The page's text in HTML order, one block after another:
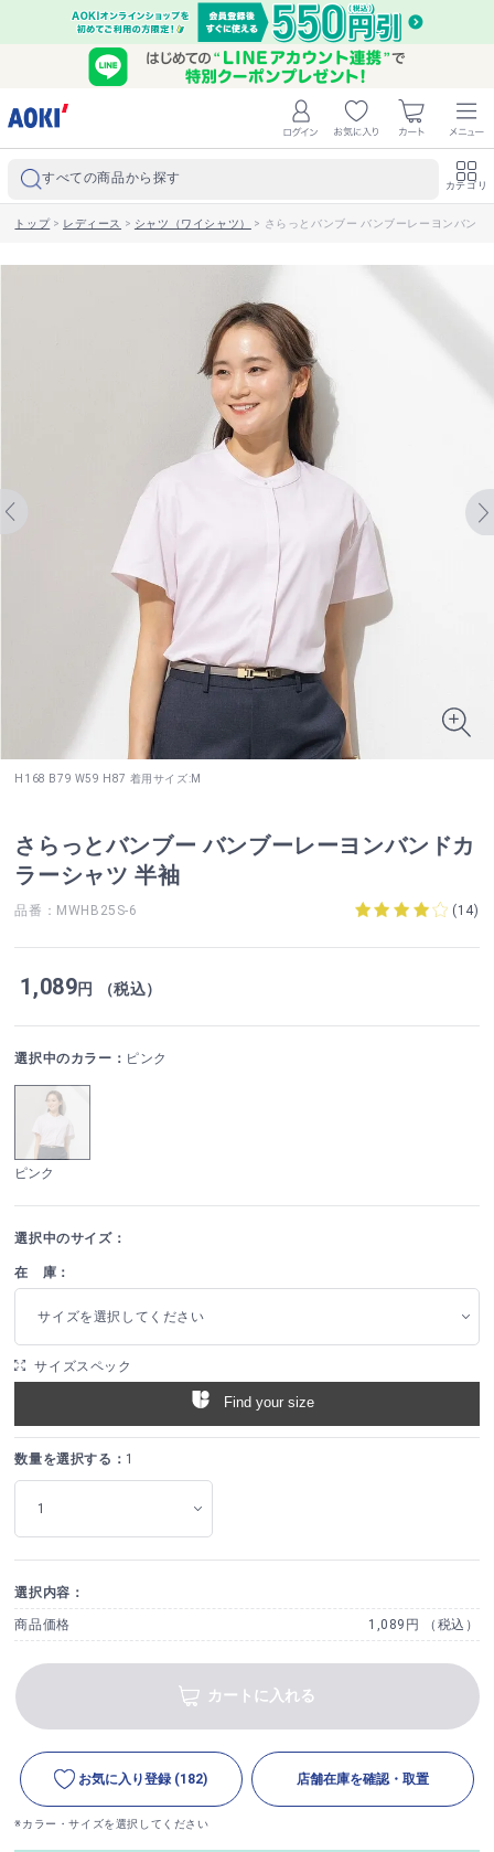
すべての商品から探す カテゴリ
トップ> レディース > シャツ（ワイシャツ） > さらっとバンブー バンブーレーヨンバンド
H168 B79 W59 H87 着用サイズ:M
さらっとバンブー バンブーレーヨンバンドカ
ラーシャツ 半袖
品番：MWHB25S-6 (14)
1,089円 （税込）
選択中のカラー： ピンク
ピンク
選択中のサイズ：
在 庫：
サイズを選択してください
サイズスペック
Find your size
数量を選択する： 1
選択内容：
商品価格 1,089円 （税込）
カートに入れる
お気に入り登録 (182) 店舗在庫を確認・取置
※カラー・サイズを選択してください